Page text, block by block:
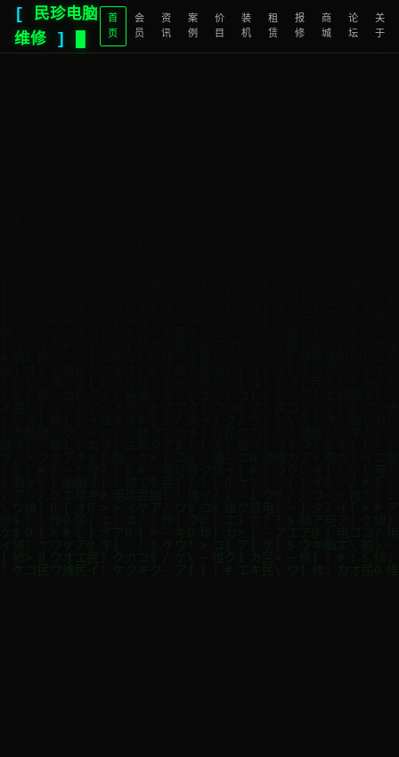
[
民珍电脑
维修
]
首
页
会
员
资
讯
案
例
价
目
装
机
租
赁
报
修
商
城
论
坛
关
于